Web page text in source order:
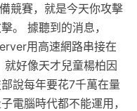
競賽，就是今天你攻擊
。 據聽到的消息，
用高速網路串接在
好像天才兒童楊柏因
說每年要花7千萬在量
電腦時代都不能運用，